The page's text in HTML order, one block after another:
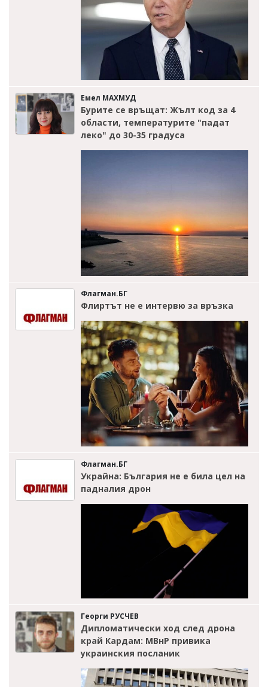
Емел МАХМУД
Бурите се връщат: Жълт код за 4
области, температурите "падат
леко" до 30-35 градуса
Флагман.БГ
Флиртът не е интервю за връзка
Флагман.БГ
Украйна: България не е била цел на
падналия дрон
Георги РУСЧЕВ
Дипломатически ход след дрона
край Кардам: МВнР привика
украинския посланик